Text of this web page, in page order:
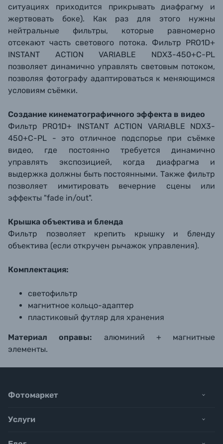
ситуациях приходится прикрывать диафрагму и
жертвовать боке). Как раз для этого нужны
нейтральные фильтры, которые равномерно
отсекают часть светового потока. Фильтр PRO1D+
INSTANT ACTION VARIABLE NDX3-450+C-PL
позволяет динамично управлять световым потоком,
позволяя фотографу адаптироваться к меняющимся
условиям съёмки.
Создание кинематографичного эффекта в видео
Фильтр PRO1D+ INSTANT ACTION VARIABLE NDX3-
450+C-PL - это отличное подспорье при съёмке
видео, где постоянно требуется динамично
управлять экспозицией, когда диафрагма и
выдержка должны быть постоянными. Также фильтр
позволяет имитировать вечерние сцены или
эффекты "fade in/out".
Крышка объектива и бленда
Фильтр позволяет крепить крышку и бленду
объектива (если откручен рычажок управления).
Комплектация:
светофильтр
магнитное кольцо-адаптер
пластиковый футляр для хранения
Материал оправы: алюминий + магнитные
элементы.
Фотомаркет
Услуги